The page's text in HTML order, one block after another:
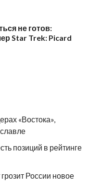
не готов:
Star Trek: Picard
«Востока»,
позиций в рейтинге
России новое